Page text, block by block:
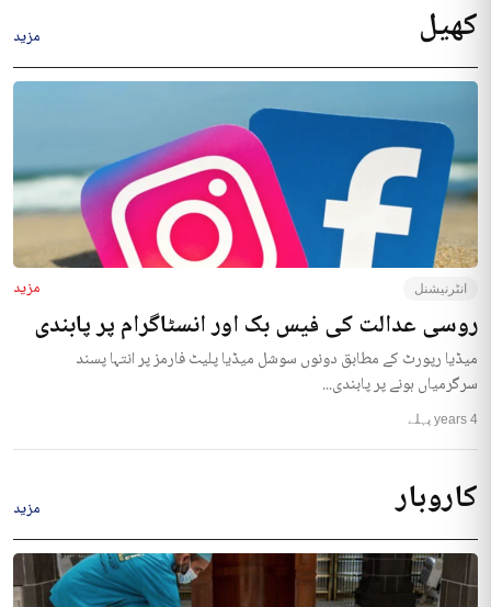
کھیل مزید
انٹرنیشنل مزید
روسی عدالت کی فیس بک اور انسٹاگرام پر پابندی
میڈیا رپورٹ کے مطابق دونوں سوشل میڈیا پلیٹ فارمز پر انتہا پسند
سرگرمیاں ہونے پر پابندی...
4 years پہلے
کاروبار مزید